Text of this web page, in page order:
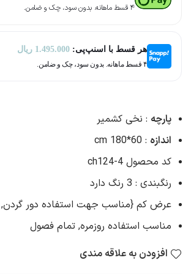
۴ قسط ماهانه. بدون سود، چک و ضامن.
هر قسط با اسنپ‌پی: 1.495.000 ریال
۴ قسط ماهانه. بدون سود، چک و ضامن.
پارچه : نخی کشمیر
اندازه : cm 180*60
کد محصول ch124-4
رنگبندی : 3 رنگ دارد
عرض کم {مناسب جهت استفاده دور
مناسب استفاده روزمره, تمام فصول
افزودن به علاقه مندی